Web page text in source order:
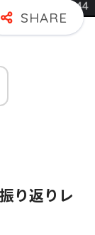
り返りレ